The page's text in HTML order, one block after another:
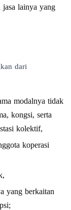
jasa lainya yang
dari
modalnya tidak
kongsi, serta
kolektif,
koperasi
yang berkaitan